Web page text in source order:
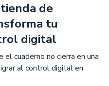
de
tu
digital
cuaderno no cierra en una
al control digital en